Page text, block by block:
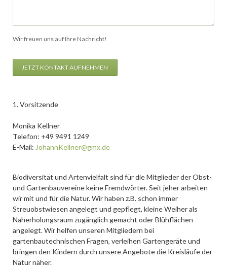
Wir freuen uns auf Ihre Nachricht!
JETZT KONTAKT AUFNEHMEN
1. Vorsitzende
Monika Kellner
Telefon: +49 9491 1249
E-Mail: JohannKellner@gmx.de
Biodiversität und Artenvielfalt sind für die Mitglieder der Obst-
und Gartenbauvereine keine Fremdwörter. Seit jeher arbeiten
wir mit und für die Natur. Wir haben z.B. schon immer
Streuobstwiesen angelegt und gepflegt, kleine Weiher als
Naherholungsraum zugänglich gemacht oder Blühflächen
angelegt. Wir helfen unseren Mitgliedern bei
gartenbautechnischen Fragen, verleihen Gartengeräte und
bringen den Kindern durch unsere Angebote die Kreisläufe der
Natur näher.